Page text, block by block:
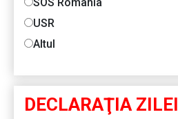
USR
Altul
DECLARAŢIA ZILEI